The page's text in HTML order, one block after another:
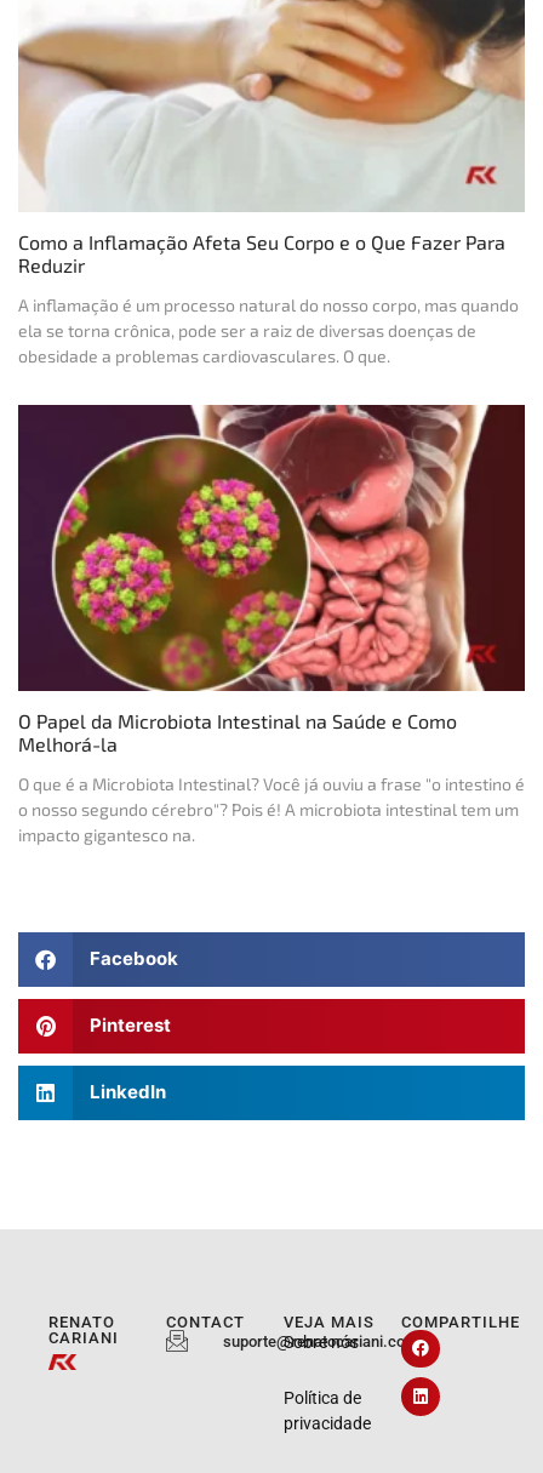
Como a Inflamação Afeta Seu Corpo e o Que Fazer Para
Reduzir
A inflamação é um processo natural do nosso corpo, mas quando
ela se torna crônica, pode ser a raiz de diversas doenças de
obesidade a problemas cardiovasculares. O que.
O Papel da Microbiota Intestinal na Saúde e Como
Melhorá-la
O que é a Microbiota Intestinal? Você já ouviu a frase "o intestino é
o nosso segundo cérebro"? Pois é! A microbiota intestinal tem um
impacto gigantesco na.
Facebook
Pinterest
LinkedIn
RENATO
CARIANI
CONTACT
suporte@renatocariani.com.br
VEJA MAIS
Sobre nós
Política de
privacidade
COMPARTILHE